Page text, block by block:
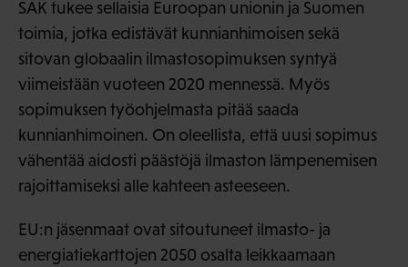
SAK tukee sellaisia Euroopan unionin ja Suomen
toimia, jotka edistävät kunnianhimoisen sekä
sitovan globaalin ilmastosopimuksen syntyä
viimeistään vuoteen 2020 mennessä. Myös
sopimuksen työohjelmasta pitää saada
kunnianhimoinen. On oleellista, että uusi sopimus
vähentää aidosti päästöjä ilmaston lämpenemisen
rajoittamiseksi alle kahteen asteeseen.
EU:n jäsenmaat ovat sitoutuneet ilmasto- ja
energiatiekarttojen 2050 osalta leikkaamaan